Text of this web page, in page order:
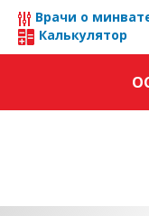
Врачи о
Калькулятор